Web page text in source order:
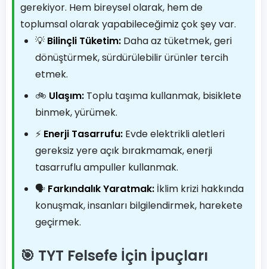
gerekiyor. Hem bireysel olarak, hem de
toplumsal olarak yapabileceğimiz çok şey var.
💡 Bilinçli Tüketim: Daha az tüketmek, geri
dönüştürmek, sürdürülebilir ürünler tercih
etmek.
🚲 Ulaşım: Toplu taşıma kullanmak, bisiklete
binmek, yürümek.
⚡ Enerji Tasarrufu: Evde elektrikli aletleri
gereksiz yere açık bırakmamak, enerji
tasarruflu ampuller kullanmak.
🗣️ Farkındalık Yaratmak: İklim krizi hakkında
konuşmak, insanları bilgilendirmek, harekete
geçirmek.
🎯 TYT Felsefe İçin İpuçları